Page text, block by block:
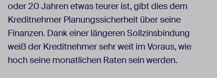
oder 20 Jahren etwas teurer ist, gibt dies dem
Kreditnehmer Planungssicherheit über seine
Finanzen. Dank einer längeren Sollzinsbindung
weiß der Kreditnehmer sehr weit im Voraus, wie
hoch seine monatlichen Raten sein werden.